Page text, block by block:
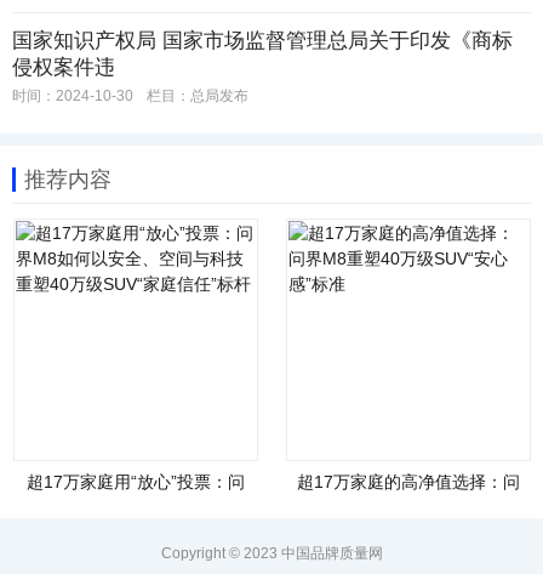
国家知识产权局 国家市场监督管理总局关于印发《商标
侵权案件违
时间：2024-10-30 栏目： 总局发布
推荐内容
超17万家庭用“放心”投票：问
超17万家庭的高净值选择：问
Copyright © 2023 中国品牌质量网